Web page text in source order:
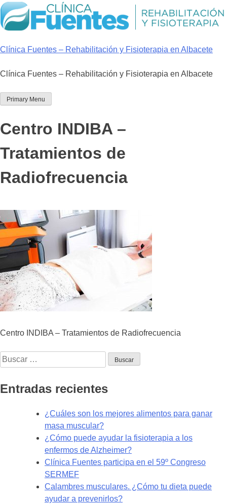
Skip
to
content
Clínica Fuentes – Rehabilitación y Fisioterapia en Albacete
Clínica Fuentes – Rehabilitación y Fisioterapia en Albacete
Primary Menu
Centro INDIBA –
Tratamientos de
Radiofrecuencia
Centro INDIBA – Tratamientos de Radiofrecuencia
Buscar:
Entradas recientes
¿Cuáles son los mejores alimentos para ganar
masa muscular?
¿Cómo puede ayudar la fisioterapia a los
enfermos de Alzheimer?
Clínica Fuentes participa en el 59º Congreso
SERMEF
Calambres musculares. ¿Cómo tu dieta puede
ayudar a prevenirlos?